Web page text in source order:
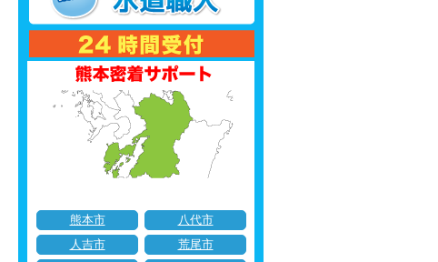
熊本市
八代市
人吉市
荒尾市